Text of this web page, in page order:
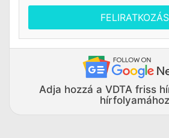
FELIRATKOZÁS
Adja hozzá a VDTA friss
hírfolyamához